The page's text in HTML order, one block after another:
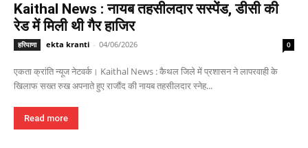
Kaithal News : नायब तहसीलदार सस्पेंड, डीसी की
रेड में मिली थी गैर हाजिर
हरियाणा ekta kranti - 04/06/2026 0
एकता क्रांति न्यूज नेटवर्क। Kaithal News : कैथल जिले में प्रशासन ने लापरवाही के
खिलाफ सख्त रुख अपनाते हुए राजौंद की नायब तहसीलदार स्नेह...
Read more